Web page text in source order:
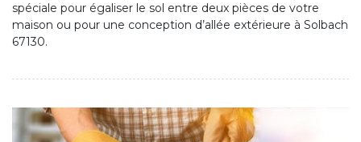
spéciale pour égaliser le sol entre deux pièces de votre
maison ou pour une conception d’allée extérieure à Solbach
67130.